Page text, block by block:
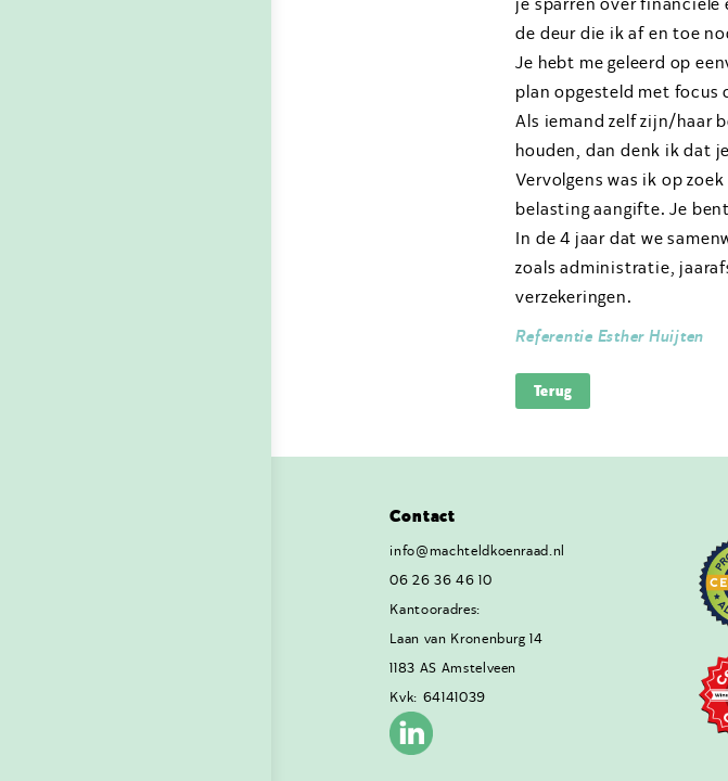
de deur die ik af en toe
Je hebt me geleerd op
plan opgesteld met focus
Als iemand zelf zijn/haar
houden, dan denk ik dat
Vervolgens was ik op
belasting aangifte. Je
In de 4 jaar dat we
zoals administratie,
verzekeringen.
Referentie Esther Huijten
Terug
Contact
info@machteldkoenraad.nl
06 26 36 46 10
Kantooradres:
Laan van Kronenburg 14
1183 AS Amstelveen
Kvk: 64141039